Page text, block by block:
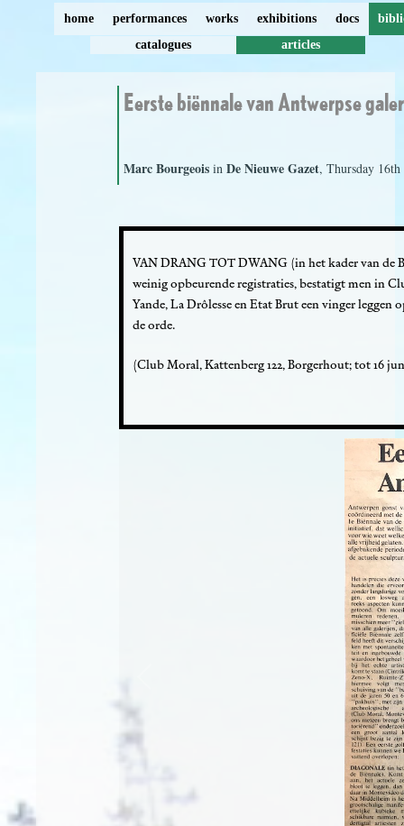
home performances works exhibitions docs
catalogues
articles
Eerste biënnale van Antwerpse
Marc Bourgeois in De Nieuwe Gazet, Thursday
VAN DRANG TOT DWANG (in het kader van de
weinig opbeurende registraties, bestatigt men in
Yande, La Drôlesse en Etat Brut een vinger leggen
de orde.
(Club Moral, Kattenberg 122, Borgerhout; tot 16